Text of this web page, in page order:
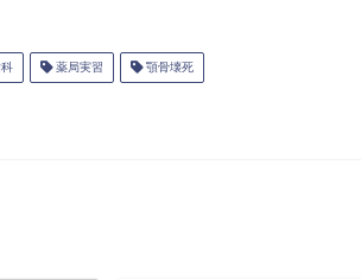
薬局実習 顎骨壊死